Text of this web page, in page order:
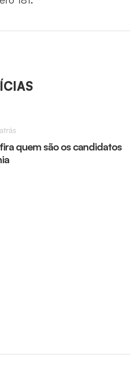
quem são os candidatos